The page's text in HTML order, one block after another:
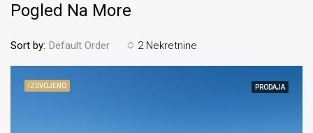
Pogled Na More
2 Nekretnine
Sort by: Default Order
IZDVOJENO PRODAJA